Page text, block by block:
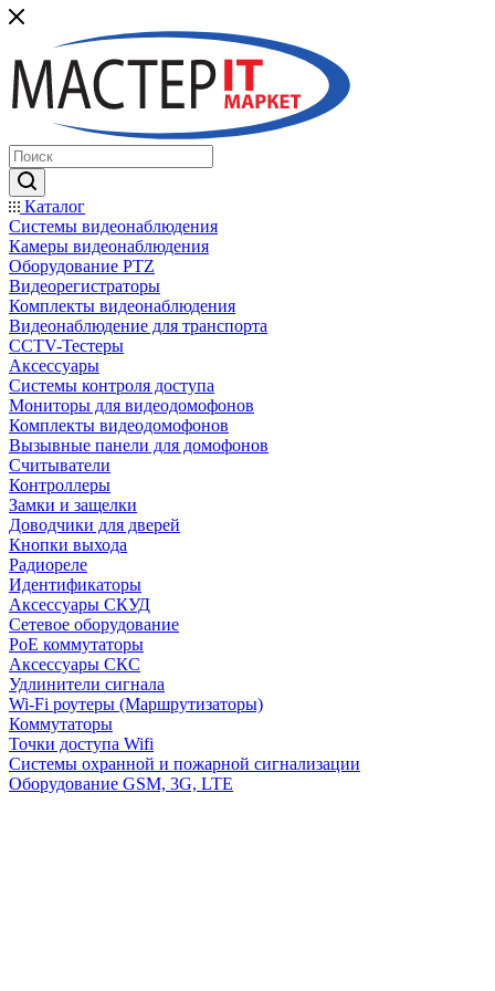
Каталог
Системы видеонаблюдения
Камеры видеонаблюдения
Оборудование PTZ
Видеорегистраторы
Комплекты видеонаблюдения
Видеонаблюдение для транспорта
CCTV-Тестеры
Аксессуары
Системы контроля доступа
Мониторы для видеодомофонов
Комплекты видеодомофонов
Вызывные панели для домофонов
Считыватели
Контроллеры
Замки и защелки
Доводчики для дверей
Кнопки выхода
Радиореле
Идентификаторы
Аксессуары СКУД
Сетевое оборудование
PoE коммутаторы
Аксессуары СКС
Удлинители сигнала
Wi-Fi роутеры (Маршрутизаторы)
Коммутаторы
Точки доступа Wifi
Системы охранной и пожарной сигнализации
Оборудование GSM, 3G, LTE